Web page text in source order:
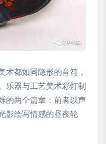
术都如同隐形的音符，
乐器与工艺美术彩灯制
的两个篇章：前者以声
影绘写情感的昼夜轮